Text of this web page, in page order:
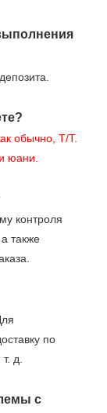
обычно, T/T.
юани.
контроля
также
по
д.
с